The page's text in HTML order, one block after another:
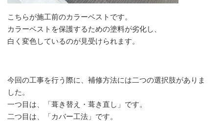
こちらが施工前のカラーベストです。
カラーベストを保護するための塗料が劣化し、
白く変色しているのが見受けられます。
今回の工事を行う際に、補修方法には二つの選択肢がありま
した。
一つ目は、「葺き替え・葺き直し」です。
二つ目は、「カバー工法」です。